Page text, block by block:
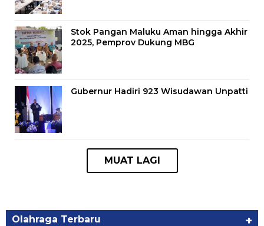
Stok Pangan Maluku Aman hingga Akhir
2025, Pemprov Dukung MBG
Gubernur Hadiri 923 Wisudawan Unpatti
Olahraga Terbaru +